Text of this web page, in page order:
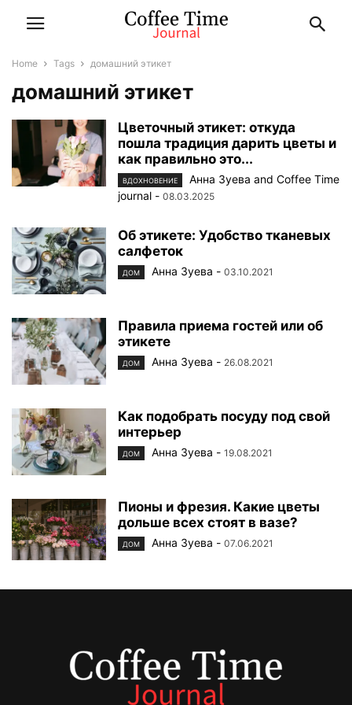
Home Tags домашний этикет
домашний этикет
Цветочный этикет: откуда
пошла традиция дарить цветы и
как правильно это...
ВДОХНОВЕНИЕ Анна Зуева and Coffee Time
journal - 08.03.2025
Об этикете: Удобство тканевых
салфеток
ДОМ Анна Зуева - 03.10.2021
Правила приема гостей или об
этикете
ДОМ Анна Зуева - 26.08.2021
Как подобрать посуду под свой
интерьер
ДОМ Анна Зуева - 19.08.2021
Пионы и фрезия. Какие цветы
дольше всех стоят в вазе?
ДОМ Анна Зуева - 07.06.2021